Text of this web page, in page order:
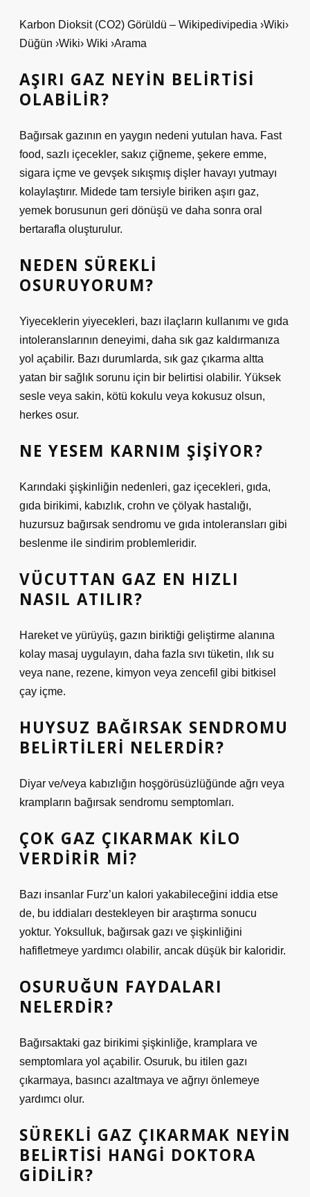
Karbon Dioksit (CO2) Görüldü – Wikipedivipedia ›Wiki›
Düğün ›Wiki› Wiki ›Arama
AŞIRI GAZ NEYIN BELIRTISI
OLABILIR?
Bağırsak gazının en yaygın nedeni yutulan hava. Fast
food, sazlı içecekler, sakız çiğneme, şekere emme,
sigara içme ve gevşek sıkışmış dişler havayı yutmayı
kolaylaştırır. Midede tam tersiyle biriken aşırı gaz,
yemek borusunun geri dönüşü ve daha sonra oral
bertarafla oluşturulur.
NEDEN SÜREKLI
OSURUYORUM?
Yiyeceklerin yiyecekleri, bazı ilaçların kullanımı ve gıda
intoleranslarının deneyimi, daha sık gaz kaldırmanıza
yol açabilir. Bazı durumlarda, sık gaz çıkarma altta
yatan bir sağlık sorunu için bir belirtisi olabilir. Yüksek
sesle veya sakin, kötü kokulu veya kokusuz olsun,
herkes osur.
NE YESEM KARNIM ŞIŞIYOR?
Karındaki şişkinliğin nedenleri, gaz içecekleri, gıda,
gıda birikimi, kabızlık, crohn ve çölyak hastalığı,
huzursuz bağırsak sendromu ve gıda intoleransları gibi
beslenme ile sindirim problemleridir.
VÜCUTTAN GAZ EN HIZLI
NASIL ATILIR?
Hareket ve yürüyüş, gazın biriktiği geliştirme alanına
kolay masaj uygulayın, daha fazla sıvı tüketin, ılık su
veya nane, rezene, kimyon veya zencefil gibi bitkisel
çay içme.
HUYSUZ BAĞIRSAK SENDROMU
BELIRTILERI NELERDIR?
Diyar ve/veya kabızlığın hoşgörüsüzlüğünde ağrı veya
krampların bağırsak sendromu semptomları.
ÇOK GAZ ÇIKARMAK KILO
VERDIRIR MI?
Bazı insanlar Furz’un kalori yakabileceğini iddia etse
de, bu iddiaları destekleyen bir araştırma sonucu
yoktur. Yoksulluk, bağırsak gazı ve şişkinliğini
hafifletmeye yardımcı olabilir, ancak düşük bir kaloridir.
OSURUĞUN FAYDALARI
NELERDIR?
Bağırsaktaki gaz birikimi şişkinliğe, kramplara ve
semptomlara yol açabilir. Osuruk, bu itilen gazı
çıkarmaya, basıncı azaltmaya ve ağrıyı önlemeye
yardımcı olur.
SÜREKLI GAZ ÇIKARMAK NEYIN
BELIRTISI HANGI DOKTORA
GIDILIR?